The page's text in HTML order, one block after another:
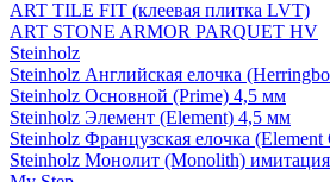
ART TILE FIT (клеевая плитка LVT)
ART STONE ARMOR PARQUET HV
Steinholz
Steinholz Английская елочка
Steinholz Основной (Prime) 4,5 мм
Steinholz Элемент (Element) 4,5 мм
Steinholz Французская елочка
Steinholz Монолит (Monolith)